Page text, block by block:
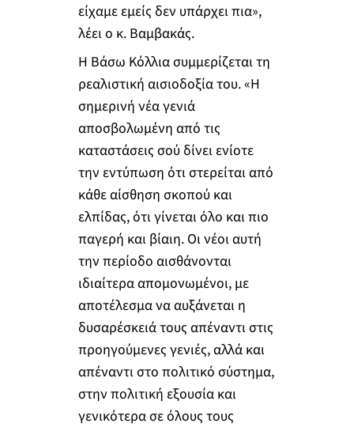
είχαμε εμείς δεν υπάρχει πια»,
λέει ο κ. Βαμβακάς.
Η Βάσω Κόλλια συμμερίζεται τη
ρεαλιστική αισιοδοξία του. «Η
σημερινή νέα γενιά
αποσβολωμένη από τις
καταστάσεις σού δίνει ενίοτε
την εντύπωση ότι στερείται από
κάθε αίσθηση σκοπού και
ελπίδας, ότι γίνεται όλο και πιο
παγερή και βίαιη. Οι νέοι αυτή
την περίοδο αισθάνονται
ιδιαίτερα απομονωμένοι, με
αποτέλεσμα να αυξάνεται η
δυσαρέσκειά τους απέναντι στις
προηγούμενες γενιές, αλλά και
απέναντι στο πολιτικό σύστημα,
στην πολιτική εξουσία και
γενικότερα σε όλους τους